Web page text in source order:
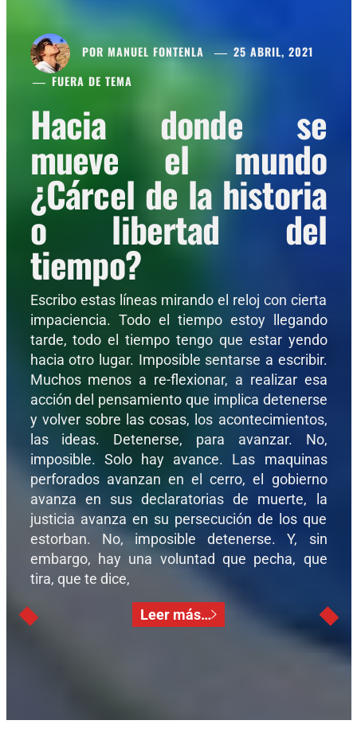
POR MANUEL FONTENLA
25 ABRIL, 2021
FUERA DE TEMA
Hacia donde se
mueve el mundo
¿Cárcel de la historia
o libertad del
tiempo?
Escribo estas líneas mirando el reloj con cierta
impaciencia. Todo el tiempo estoy llegando
tarde, todo el tiempo tengo que estar yendo
hacia otro lugar. Imposible sentarse a escribir.
Muchos menos a re-flexionar, a realizar esa
acción del pensamiento que implica detenerse
y volver sobre las cosas, los acontecimientos,
las ideas. Detenerse, para avanzar. No,
imposible. Solo hay avance. Las maquinas
perforados avanzan en el cerro, el gobierno
avanza en sus declaratorias de muerte, la
justicia avanza en su persecución de los que
estorban. No, imposible detenerse. Y, sin
embargo, hay una voluntad que pecha, que
tira, que te dice,
Leer más…